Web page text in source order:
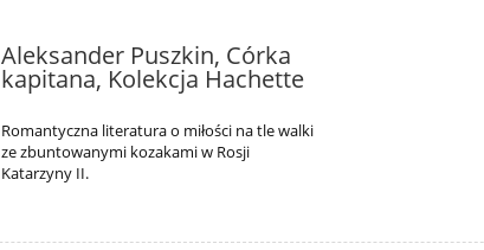
Aleksander Puszkin, Córka
kapitana, Kolekcja Hachette
Romantyczna literatura o miłości na tle walki
ze zbuntowanymi kozakami w Rosji
Katarzyny II.